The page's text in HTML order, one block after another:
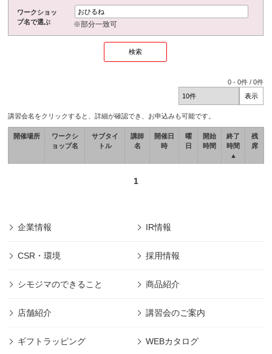
ワークショッ
プ名で選ぶ
※部分一致可
0 -0件 /0件
講習会名をクリックすると、詳細が確認でき、お申込みも可能です。
開催場所
ワークシ
ョップ名
サブタイ
トル
講師
名
開催日
時
曜
日
開始
時間
終了
時間
▲
残
席
1
企業情報 IR情報
CSR・環境 採用情報
シモジマのできること 商品紹介
店舗紹介 講習会のご案内
ギフトラッピング WEBカタログ